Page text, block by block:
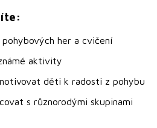
her a cvičení
aktivity
děti k radosti z pohybu
s různorodými skupinami